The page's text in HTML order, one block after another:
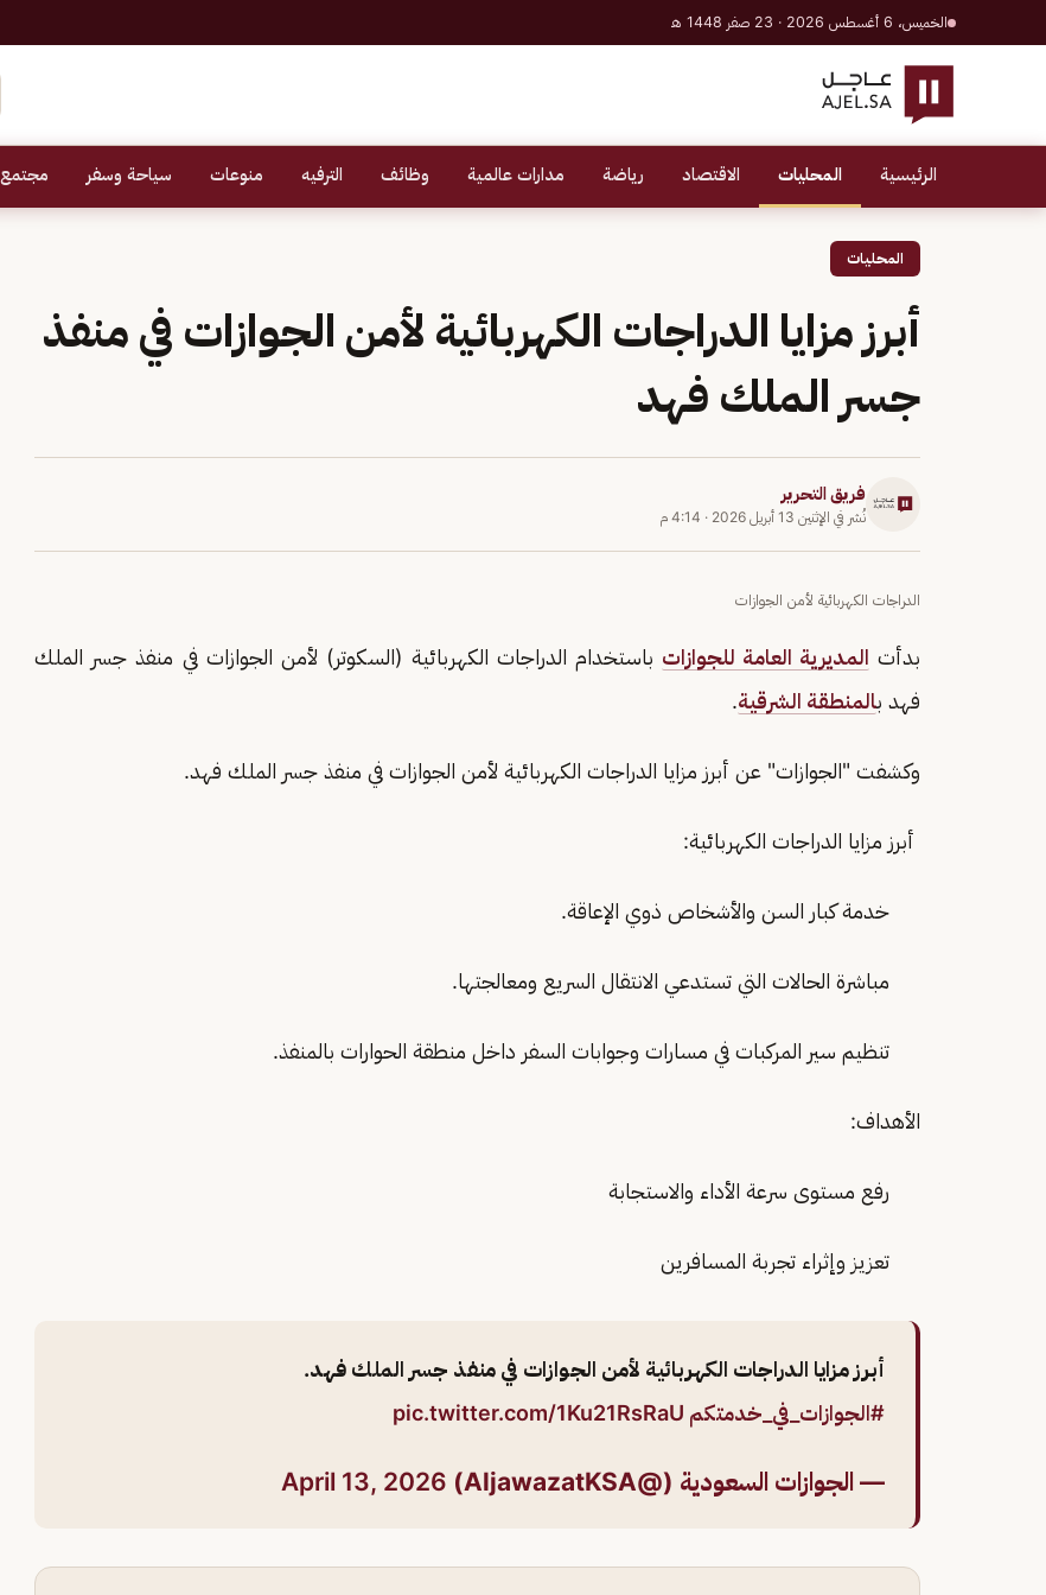
الخميس، 6 أغسطس 2026 · 23 صفر 1448 هـ
الرئيسية المحليات الاقتصاد رياضة مدارات عالمية وظائف الترفيه منوعات سياحة وسفر مجتمع
المحليات
أبرز مزايا الدراجات الكهربائية لأمن الجوازات في منفذ
جسر الملك فهد
فريق التحرير
نُشر في الإثنين 13 أبريل 2026 · 4:14 م
الدراجات الكهربائية لأمن الجوازات
بدأت المديرية العامة للجوازات باستخدام الدراجات الكهربائية (السكوتر) لأمن الجوازات في منفذ جسر الملك
فهد بالمنطقة الشرقية.
وكشفت "الجوازات" عن أبرز مزايا الدراجات الكهربائية لأمن الجوازات في منفذ جسر الملك فهد.
أبرز مزايا الدراجات الكهربائية:
خدمة كبار السن والأشخاص ذوي الإعاقة.
مباشرة الحالات التي تستدعي الانتقال السريع ومعالجتها.
تنظيم سير المركبات في مسارات وجوابات السفر داخل منطقة الحوارات بالمنفذ.
الأهداف:
رفع مستوى سرعة الأداء والاستجابة
تعزيز وإثراء تجربة المسافرين
أبرز مزايا الدراجات الكهربائية لأمن الجوازات في منفذ جسر الملك فهد.
#الجوازات_في_خدمتكم pic.twitter.com/1Ku21RsRaU
— الجوازات السعودية (@AljawazatKSA) April 13, 2026